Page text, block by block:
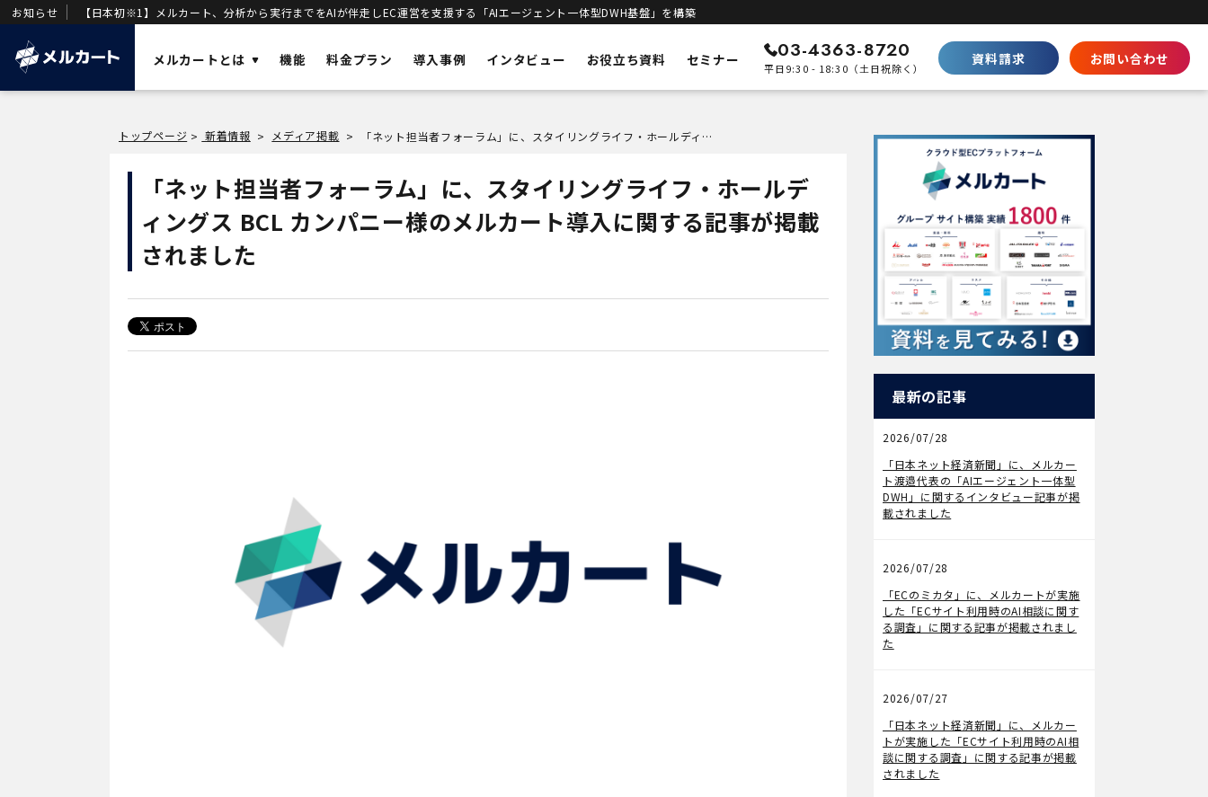
お知らせ 【日本初※1】メルカート、分析から実行までをAIが伴走しEC運営を支援する「AIエージェント一体型DWH基盤」を構築
メルカートとは
メルカートとは？
売上を加速させる「AIエージェント一体型
」を基盤に構築された次世代クラウド
OMO
DX
DWH
立ち上げサポート
インテリジェンス
安全な運用基盤
Shopifyとの違い
SaaS型ECの徹底比較
ecbeingとの違い
パッケージとの棲み分け
パートナープログラムはこちら
機能 料金プラン 導入事例 インタビュー お役立ち資料 セミナー お問い合わせ
資料請求
03-4363-8720
平日9:30 - 18:30（土日祝除く）
トップページ > 新着情報 > メディア掲載 > 「ネット担当者フォーラム」に、スタイリングライフ・ホールディングス BCL カンパニー様のメルカート導入に関する記事が掲載されました
「ネット担当者フォーラム」に、スタイリングライフ・ホールデ
ィングス BCL カンパニー様のメルカート導入に関する記事が掲載
されました
最新の記事
2026/07/28
「日本ネット経済新聞」に、メルカー
ト渡邉代表の「AIエージェント一体型
DWH」に関するインタビュー記事が掲
載されました
2026/07/28
「ECのミカタ」に、メルカートが実施
した「ECサイト利用時のAI相談に関す
る調査」に関する記事が掲載されまし
た
2026/07/27
「日本ネット経済新聞」に、メルカー
トが実施した「ECサイト利用時のAI相
談に関する調査」に関する記事が掲載
されました